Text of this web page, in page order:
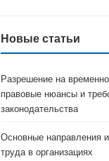
Новые статьи
Разрешение на
правовые нюансы и
законодательства
Основные направления
труда в организациях